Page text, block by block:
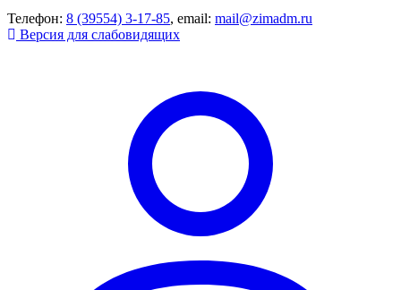
Телефон: 8 (39554) 3-17-85, email: mail@zimadm.ru
Версия для слабовидящих